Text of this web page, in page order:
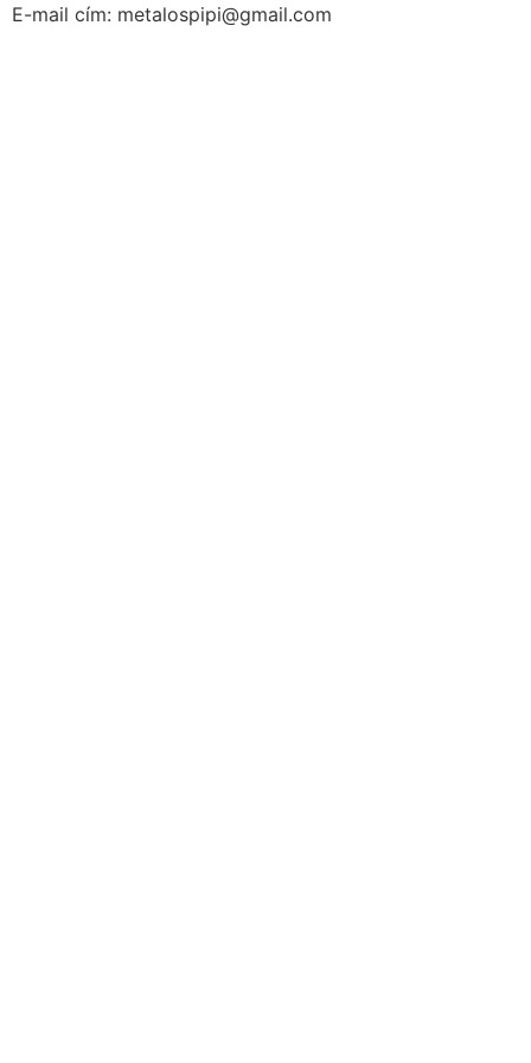
E-mail cím: metalospipi@gmail.com